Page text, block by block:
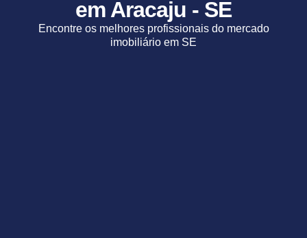
em Aracaju - SE
Encontre os melhores profissionais do mercado
imobiliário em SE